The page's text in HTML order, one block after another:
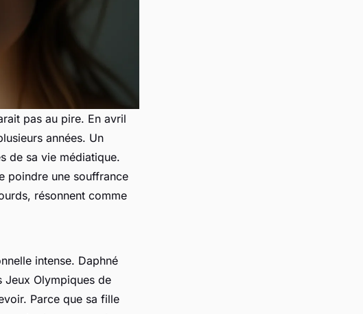
pas au pire. En avril
années. Un
de sa vie médiatique.
poindre une souffrance
résonnent comme
intense. Daphné
Jeux Olympiques de
Parce que sa fille